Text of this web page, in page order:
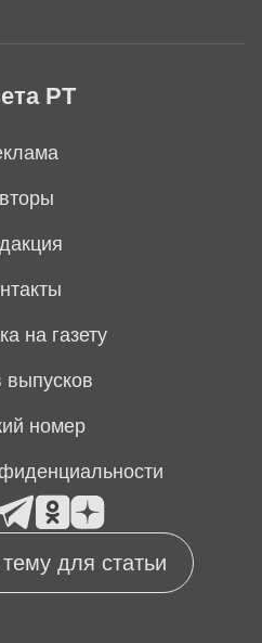
для статьи
РТ
на газету
выпусков
номер